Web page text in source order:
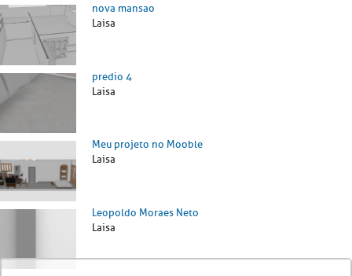
nova mansao
Laisa
predio 4
Laisa
Meu projeto no Mooble
Laisa
Leopoldo Moraes Neto
Laisa